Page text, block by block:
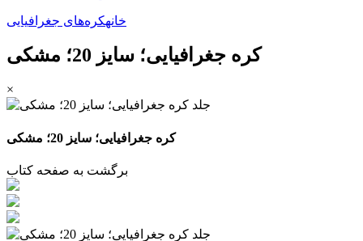
خانهکره‌های جغرافیایی
کره جغرافیایی؛ سایز 20؛ مشکی
×
کره جغرافیایی؛ سایز 20؛ مشکی
برگشت به صفحه کتاب